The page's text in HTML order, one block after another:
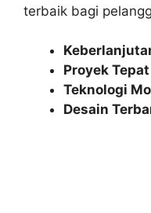
terbaik bagi
Proyek
Teknologi
Desain